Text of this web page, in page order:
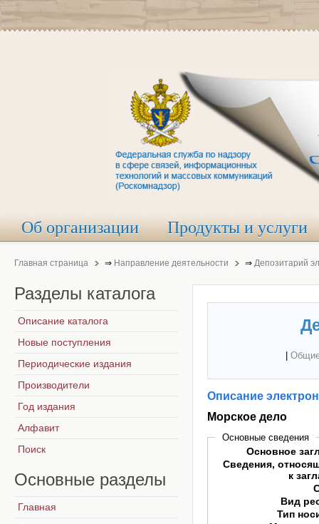
Об организации Продукты и услуги
Главная страница ⇒ Направление деятельности ⇒ Депозитарий
Описание
Морское дело
Основные сведения
Основное
Сведения,
к
Вид
Тип
Разделы каталога
Описание каталога
Новые поступления
Периодические издания
Производители
Год издания
Алфавит
Поиск
Основные разделы
Главная